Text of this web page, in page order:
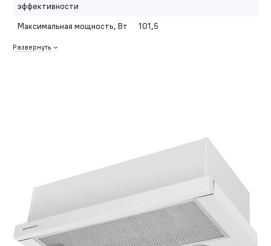
эффективности
Максимальная мощность, Вт 101,5
Развернуть